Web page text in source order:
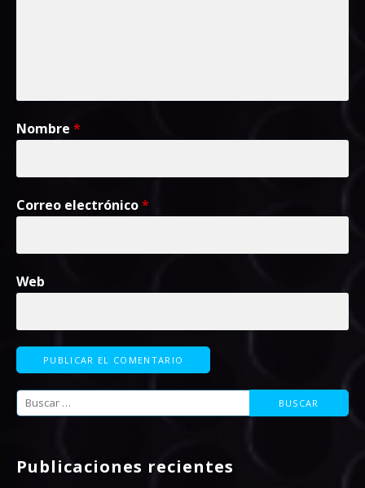
Nombre *
Correo electrónico*
Web
Buscar:
Publicaciones recientes